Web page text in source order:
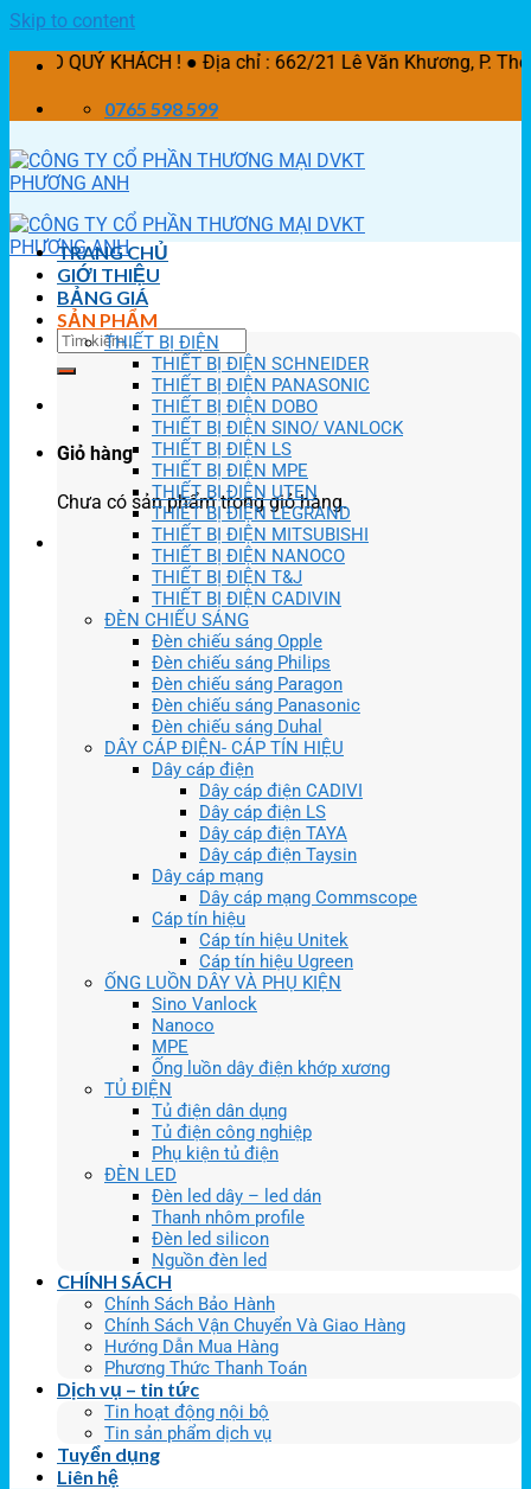
Skip to content
QUÝ KHÁCH ! ● Địa chỉ : 662/21 Lê Văn Khương, P. Thời An,
0765 598 599
Giỏ hàng
Chưa có sản phẩm trong giỏ hàng.
TRANG CHỦ
GIỚI THIỆU
BẢNG GIÁ
SẢN PHẨM
THIẾT BỊ ĐIỆN
THIẾT BỊ ĐIỆN SCHNEIDER
THIẾT BỊ ĐIỆN PANASONIC
THIẾT BỊ ĐIỆN DOBO
THIẾT BỊ ĐIỆN SINO/ VANLOCK
THIẾT BỊ ĐIỆN LS
THIẾT BỊ ĐIỆN MPE
THIẾT BỊ ĐIỆN UTEN
THIẾT BỊ ĐIỆN LEGRAND
THIẾT BỊ ĐIỆN MITSUBISHI
THIẾT BỊ ĐIỆN NANOCO
THIẾT BỊ ĐIỆN T&J
THIẾT BỊ ĐIỆN CADIVIN
ĐÈN CHIẾU SÁNG
Đèn chiếu sáng Opple
Đèn chiếu sáng Philips
Đèn chiếu sáng Paragon
Đèn chiếu sáng Panasonic
Đèn chiếu sáng Duhal
DÂY CÁP ĐIỆN- CÁP TÍN HIỆU
Dây cáp điện
Dây cáp điện CADIVI
Dây cáp điện LS
Dây cáp điện TAYA
Dây cáp điện Taysin
Dây cáp mạng
Dây cáp mạng Commscope
Cáp tín hiệu
Cáp tín hiệu Unitek
Cáp tín hiệu Ugreen
ỐNG LUỒN DÂY VÀ PHỤ KIỆN
Sino Vanlock
Nanoco
MPE
Ống luồn dây điện khớp xương
TỦ ĐIỆN
Tủ điện dân dụng
Tủ điện công nghiệp
Phụ kiện tủ điện
ĐÈN LED
Đèn led dây – led dán
Thanh nhôm profile
Đèn led silicon
Nguồn đèn led
CHÍNH SÁCH
Chính Sách Bảo Hành
Chính Sách Vận Chuyển Và Giao Hàng
Hướng Dẫn Mua Hàng
Phương Thức Thanh Toán
Dịch vụ – tin tức
Tin hoạt động nội bộ
Tin sản phẩm dịch vụ
Tuyển dụng
Liên hệ